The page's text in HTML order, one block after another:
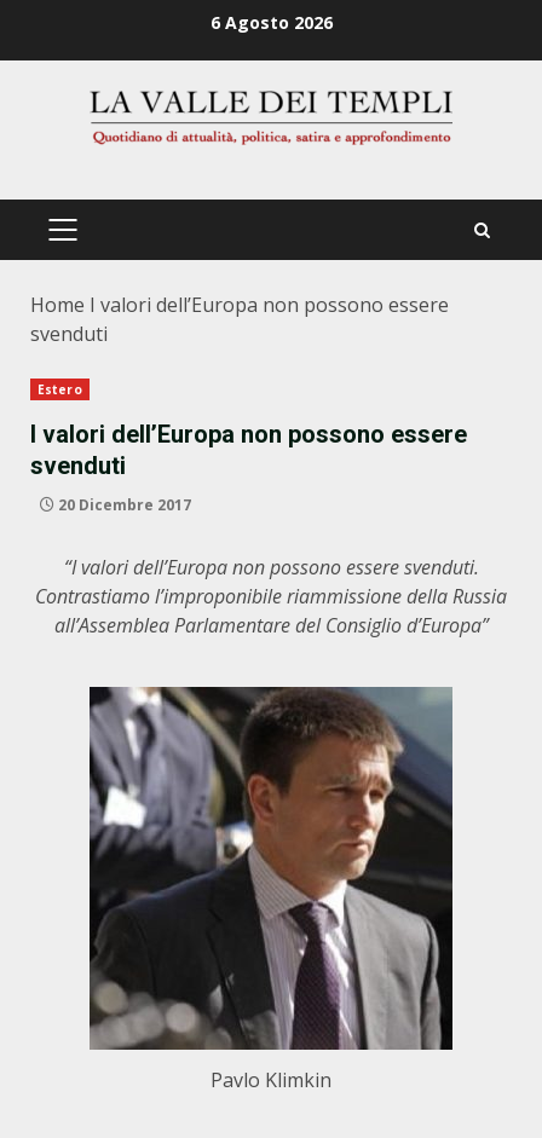
6 Agosto 2026
PRIMÄRES
Home I valori dell’Europa non possono essere
svenduti
Estero
I valori dell’Europa non possono essere
svenduti
20 Dicembre 2017
“I valori dell’Europa non possono essere svenduti.
Contrastiamo l’improponibile riammissione della Russia
all’Assemblea Parlamentare del Consiglio d’Europa”
Pavlo Klimkin